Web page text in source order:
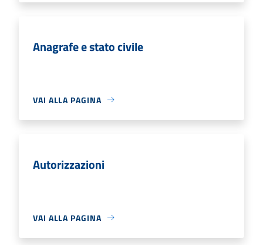
Anagrafe e stato civile
VAI ALLA PAGINA
Autorizzazioni
VAI ALLA PAGINA